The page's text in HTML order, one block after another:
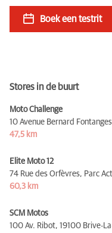
Boek een testrit
Stores in de buurt
Moto Challenge
10 Avenue Bernard
47,5 km
Elite Moto 12
74 Rue des Orfèvres, Parc
60,3 km
SCM Motos
100 Av. Ribot, 19100 Brive-